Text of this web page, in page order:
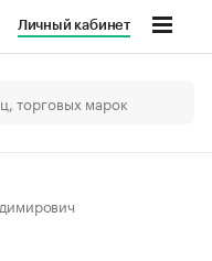
Личный кабинет